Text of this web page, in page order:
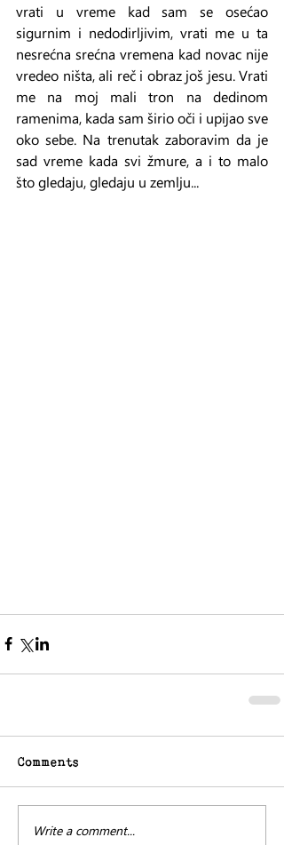
vrati u vreme kad sam se osećao
sigurnim i nedodirljivim, vrati me u ta
nesrećna srećna vremena kad novac nije
vredeo ništa, ali reč i obraz još jesu. Vrati
me na moj mali tron na dedinom
ramenima, kada sam širio oči i upijao sve
oko sebe. Na trenutak zaboravim da je
sad vreme kada svi žmure, a i to malo
što gledaju, gledaju u zemlju...
Comments
Write a comment...